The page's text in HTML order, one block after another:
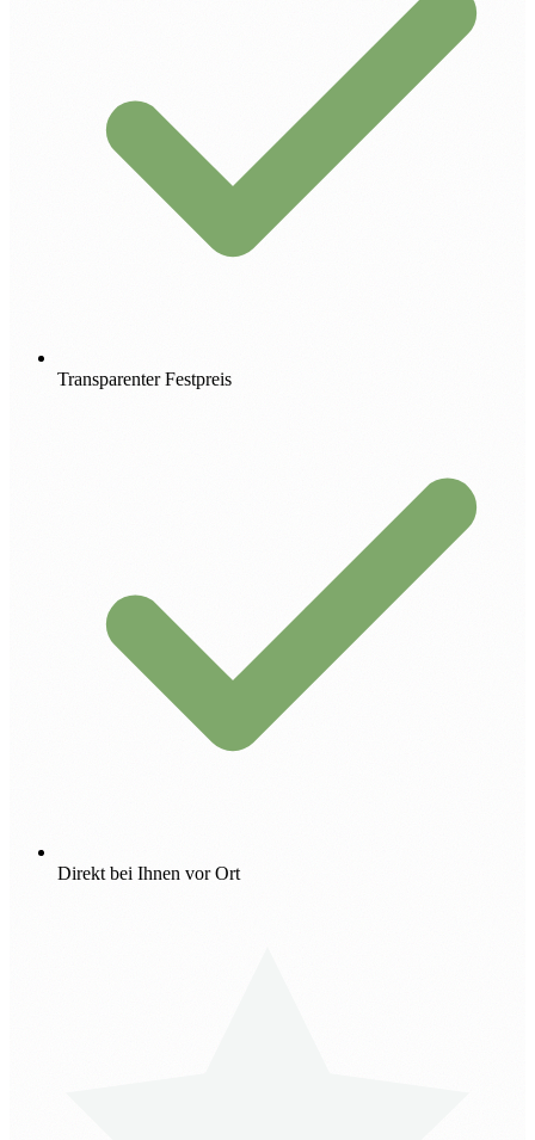
Transparenter Festpreis
Direkt bei Ihnen vor Ort